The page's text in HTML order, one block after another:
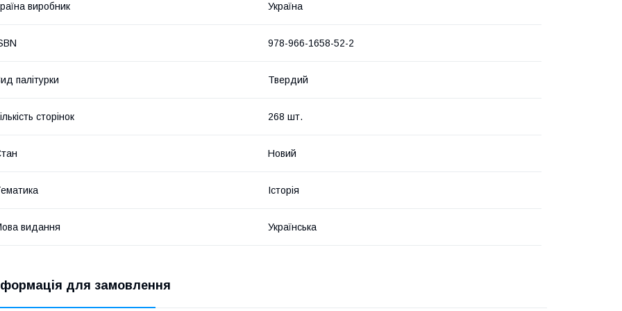
виробник Україна
978-966-1658-52-2
палітурки Твердий
сторінок 268 шт.
Новий
Історія
видання Українська
для замовлення